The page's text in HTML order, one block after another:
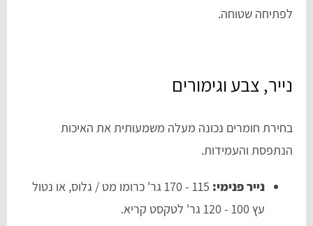
לפתיחה שטוחה.
נייר, צבע וגימורים
בחירת חומרים נכונה מעלה משמעותית את האיכות
הנתפסת והעמידות.
נייר פנימי:
115 - 170 גר' כרומו מט / גלוס, או נטול
עץ 100 - 120 גר' לטקסט קריא.